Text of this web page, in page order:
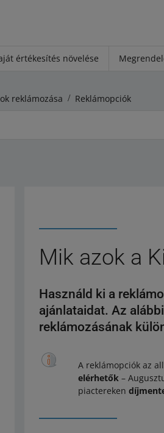
értékesítés növelése
reklámozása Reklámopciók
Mik azok a
Használd ki a
ajánlataidat. Az
reklámozásának
A reklámopciók az
elérhetők –
piactereken